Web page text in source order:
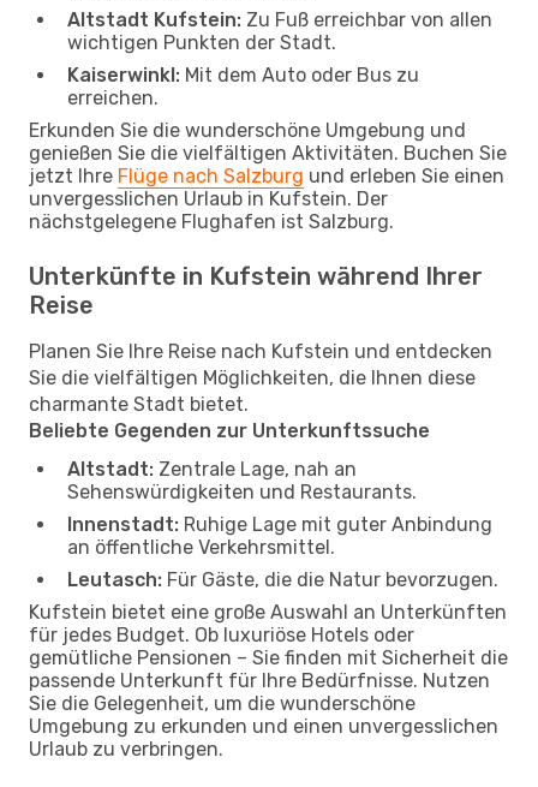
Altstadt Kufstein: Zu Fuß erreichbar von allen
wichtigen Punkten der Stadt.
Kaiserwinkl: Mit dem Auto oder Bus zu
erreichen.
Erkunden Sie die wunderschöne Umgebung und
genießen Sie die vielfältigen Aktivitäten. Buchen Sie
jetzt Ihre Flüge nach Salzburg und erleben Sie einen
unvergesslichen Urlaub in Kufstein. Der
nächstgelegene Flughafen ist Salzburg.
Unterkünfte in Kufstein während Ihrer
Reise
Planen Sie Ihre Reise nach Kufstein und entdecken
Sie die vielfältigen Möglichkeiten, die Ihnen diese
charmante Stadt bietet.
Beliebte Gegenden zur Unterkunftssuche
Altstadt: Zentrale Lage, nah an
Sehenswürdigkeiten und Restaurants.
Innenstadt: Ruhige Lage mit guter Anbindung
an öffentliche Verkehrsmittel.
Leutasch: Für Gäste, die die Natur bevorzugen.
Kufstein bietet eine große Auswahl an Unterkünften
für jedes Budget. Ob luxuriöse Hotels oder
gemütliche Pensionen – Sie finden mit Sicherheit die
passende Unterkunft für Ihre Bedürfnisse. Nutzen
Sie die Gelegenheit, um die wunderschöne
Umgebung zu erkunden und einen unvergesslichen
Urlaub zu verbringen.